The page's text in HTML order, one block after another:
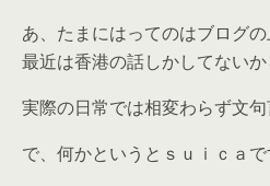
あ、たまにはってのはブログの
最近は香港の話しかしてないか
実際の日常では相変わらず文句
で、何かというとｓｕｉｃａで